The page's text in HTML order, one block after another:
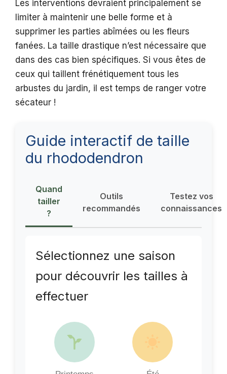
Les interventions devraient principalement se
limiter à maintenir une belle forme et à
supprimer les parties abîmées ou les fleurs
fanées. La taille drastique n’est nécessaire que
dans des cas bien spécifiques. Si vous êtes de
ceux qui taillent frénétiquement tous les
arbustes du jardin, il est temps de ranger votre
sécateur !
Guide interactif de taille
du rhododendron
Quand
tailler
?
Outils
recommandés
Testez vos
connaissances
Sélectionnez une saison
pour découvrir les tailles à
effectuer